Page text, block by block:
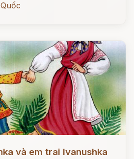
và em trai Ivanushka